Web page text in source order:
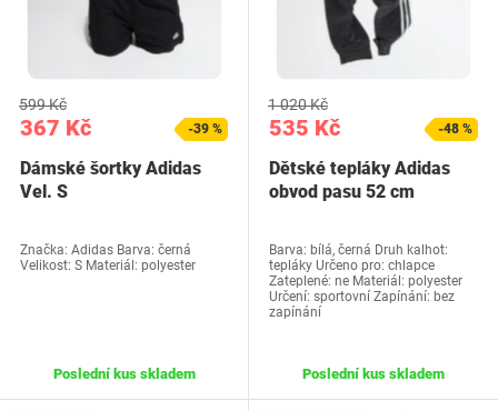
367 Kč
599 Kč
-39 %
Dámské šortky Adidas
Vel. S
Značka: Adidas Barva: černá
Velikost: S Materiál: polyester
Poslední kus skladem
535 Kč
1 020 Kč
-48 %
Dětské tepláky Adidas
obvod pasu 52 cm
Barva: bílá, černá Druh kalhot:
tepláky Určeno pro: chlapce
Zateplené: ne Materiál: polyester
Určení: sportovní Zapínání: bez
zapínání
Poslední kus skladem